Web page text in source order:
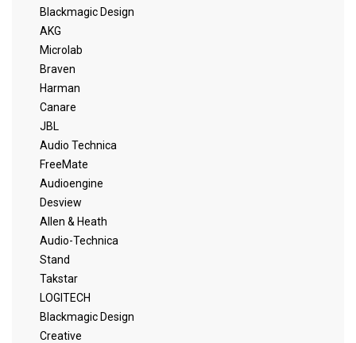
Blackmagic Design
AKG
Microlab
Braven
Harman
Canare
JBL
Audio Technica
FreeMate
Audioengine
Desview
Allen & Heath
Audio-Technica
Stand
Takstar
LOGITECH
Blackmagic Design
Creative